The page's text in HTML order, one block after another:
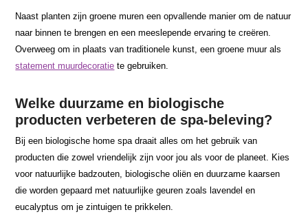
Naast planten zijn groene muren een opvallende manier om de natuur
naar binnen te brengen en een meeslepende ervaring te creëren.
Overweeg om in plaats van traditionele kunst, een groene muur als
statement muurdecoratie te gebruiken.
Welke duurzame en biologische
producten verbeteren de spa-beleving?
Bij een biologische home spa draait alles om het gebruik van
producten die zowel vriendelijk zijn voor jou als voor de planeet. Kies
voor natuurlijke badzouten, biologische oliën en duurzame kaarsen
die worden gepaard met natuurlijke geuren zoals lavendel en
eucalyptus om je zintuigen te prikkelen.